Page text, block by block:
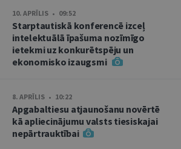
10. APRĪLIS • 09:52
Starptautiskā konferencē izceļ
intelektuālā īpašuma nozīmīgo
ietekmi uz konkurētspēju un
ekonomisko izaugsmi
8. APRĪLIS • 10:22
Apgabaltiesu atjaunošanu novērtē
kā apliecinājumu valsts tiesiskajai
nepārtrauktībai